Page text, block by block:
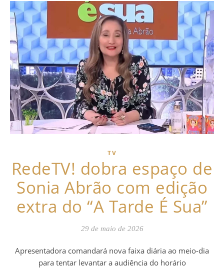
TV
RedeTV! dobra espaço de
Sonia Abrão com edição
extra do “A Tarde É Sua”
29 de maio de 2026
Apresentadora comandará nova faixa diária ao meio-dia
para tentar levantar a audiência do horário